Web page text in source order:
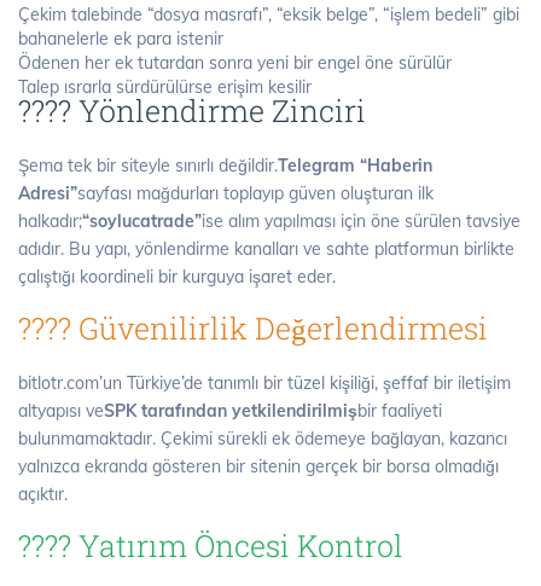
Çekim talebinde “dosya masrafı”, “eksik belge”, “işlem bedeli” gibi
bahanelerle ek para istenir
Ödenen her ek tutardan sonra yeni bir engel öne sürülür
Talep ısrarla sürdürülürse erişim kesilir
???? Yönlendirme Zinciri
Şema tek bir siteyle sınırlı değildir.Telegram “Haberin
Adresi”sayfası mağdurları toplayıp güven oluşturan ilk
halkadır;“soylucatrade”ise alım yapılması için öne sürülen tavsiye
adıdır. Bu yapı, yönlendirme kanalları ve sahte platformun birlikte
çalıştığı koordineli bir kurguya işaret eder.
???? Güvenilirlik Değerlendirmesi
bitlotr.com’un Türkiye’de tanımlı bir tüzel kişiliği, şeffaf bir iletişim
altyapısı veSPK tarafından yetkilendirilmişbir faaliyeti
bulunmamaktadır. Çekimi sürekli ek ödemeye bağlayan, kazancı
yalnızca ekranda gösteren bir sitenin gerçek bir borsa olmadığı
açıktır.
????️ Yatırım Öncesi Kontrol